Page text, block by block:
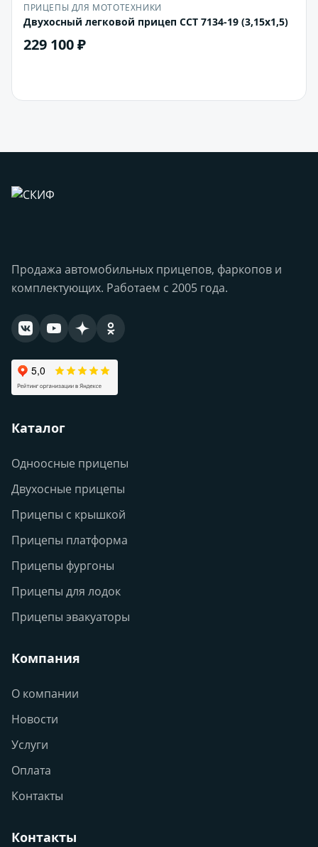
ПРИЦЕПЫ ДЛЯ МОТОТЕХНИКИ
Двухосный легковой прицеп ССТ 7134-19 (3,15х1,5)
229 100 ₽
Продажа автомобильных прицепов, фаркопов и
комплектующих. Работаем с 2005 года.
Каталог
Одноосные прицепы
Двухосные прицепы
Прицепы с крышкой
Прицепы платформа
Прицепы фургоны
Прицепы для лодок
Прицепы эвакуаторы
Компания
О компании
Новости
Услуги
Оплата
Контакты
Контакты